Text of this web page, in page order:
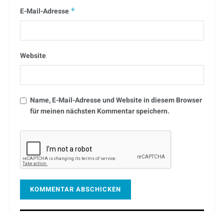
E-Mail-Adresse *
Website
Name, E-Mail-Adresse und Website in diesem Browser
für meinen nächsten Kommentar speichern.